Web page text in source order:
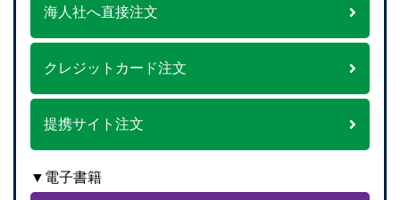
海人社へ直接注文
クレジットカード注文
提携サイト注文
▼電子書籍